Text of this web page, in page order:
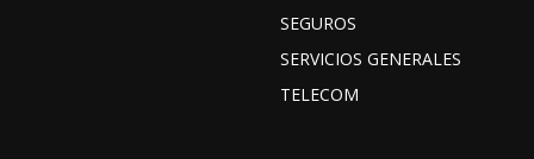
SEGUROS
SERVICIOS GENERALES
TELECOM